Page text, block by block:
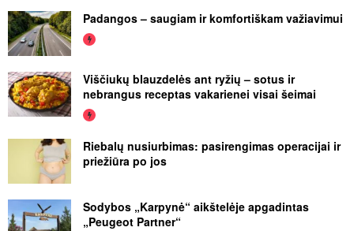
Padangos – saugiam ir komfortiškam važiavimui
Viščiukų blauzdelės ant ryžių – sotus ir
nebrangus receptas vakarienei visai šeimai
Riebalų nusiurbimas: pasirengimas operacijai ir
priežiūra po jos
Sodybos „Karpynė“ aikštelėje apgadintas
„Peugeot Partner“